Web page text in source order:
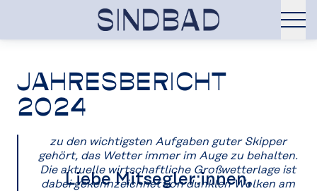
JAHRESBERICHT
2024
Liebe Mitsegler:innen,
zu den wichtigsten Aufgaben guter Skipper
gehört, das Wetter immer im Auge zu behalten.
Die aktuelle wirtschaftliche Großwetterlage ist
dabei gekennzeichnet von dunklen Wolken am